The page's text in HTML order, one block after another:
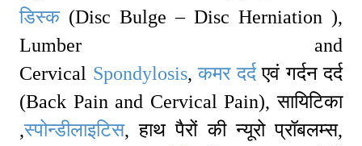
डिस्क(Disc Bulge – Disc Herniation ),
Lumber and
Cervical Spondylosis,कमरदर्द एवं गर्दन दर्द
(Back Pain and Cervical Pain), सायिटिका
,स्पोन्डीलाइटिस, हाथ पैरों की न्यूरो प्रॉबलम्स,